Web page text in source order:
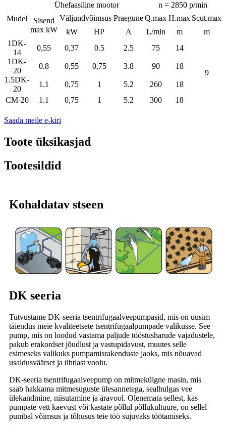
Mudel
Ühefaasiline mootor
n = 2850 p/min
Sisend
max kW
Väljundvõimsus PraeguneQ.max H.max Scut.max
kW
HP A L/min m
m
1DK-
14
0,55 0,37 0.5 2.5 75 14
9
1DK-
20
0.8 0,55 0,75 3.8 90
18
1.5DK-
20
1.1 0,75 1 5.2 260
18
CM-20
1.1 0,75 1 5.2 300 18
Saada meile e-kiri
Toote üksikasjad
Tootesildid
Kohaldatav stseen
DK seeria
Tutvustame DK-seeria tsentrifugaalveepumpasid, mis on uusim
täiendus meie kvaliteetsete tsentrifugaalpumpade valikusse. See
pump, mis on loodud vastama paljude tööstusharude vajadustele,
pakub erakordset jõudlust ja vastupidavust, muutes selle
esimeseks valikuks pumpamisrakenduste jaoks, mis nõuavad
usaldusväärset ja ühtlast voolu.
DK-seeria tsentrifugaalveepump on mitmekülgne masin, mis
saab hakkama mitmesuguste ülesannetega, sealhulgas vee
ülekandmine, niisutamine ja äravool. Olenemata sellest, kas
pumpate vett kaevust või kastate põllul põllukultuure, on sellel
pumbal võimsus ja tõhusus teie töö sujuvaks töötamiseks.